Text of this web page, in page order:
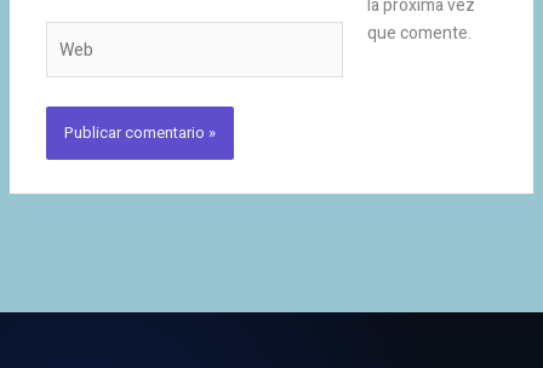
la próxima vez
que comente.